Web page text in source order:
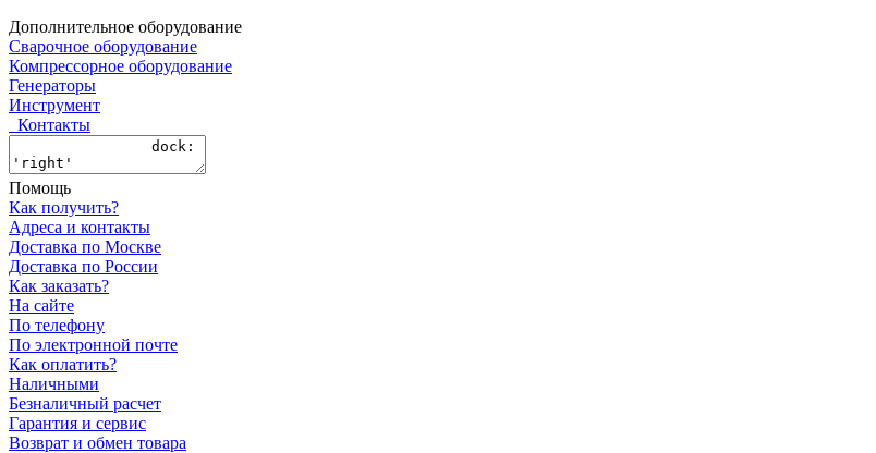
Дополнительное оборудование
Сварочное оборудование
Компрессорное оборудование
Генераторы
Инструмент
Контакты
Помощь
Как получить?
Адреса и контакты
Доставка по Москве
Доставка по России
Как заказать?
На сайте
По телефону
По электронной почте
Как оплатить?
Наличными
Безналичный расчет
Гарантия и сервис
Возврат и обмен товара